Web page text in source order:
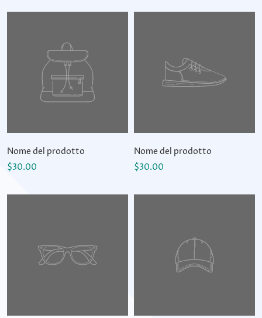
Nome del prodotto
$30.00
Nome del prodotto
$30.00